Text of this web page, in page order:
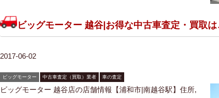
ビッグモーター 越谷|お得な中古車査定・買取
2017-06-02
ビッグモーター 中古車査定（買取）業者 車の査定
ビッグモーター 越谷店の店舗情報【浦和市|南越谷駅】住所,